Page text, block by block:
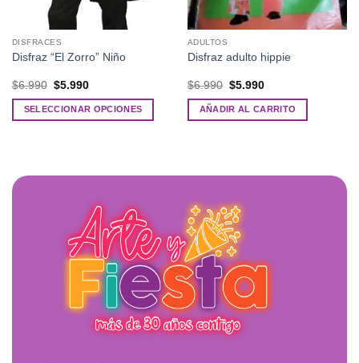
DISFRACES
Disfraz “El Zorro” Niño
$6.990 El
original
era:
$5.990El
actual
es:
SELECCIONAR OPCIONES
múltiples
ADULTOS
Disfraz adulto hippie
$6.990 El
original
era:
$5.990El
actual
es:
AÑADIR AL CARRITO